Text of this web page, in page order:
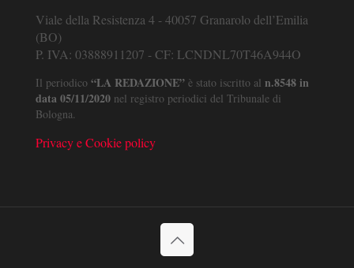
Viale della Resistenza 4 - 40057 Granarolo dell’Emilia
(BO)
P. IVA: 03888911207 - CF: LCNDNL70T46A944O
Il periodico “LA REDAZIONE” è stato iscritto al n.8548 in
data 05/11/2020 nel registro periodici del Tribunale di
Bologna.
Privacy e Cookie policy